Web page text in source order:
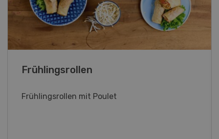
Poulet mit Spinat-Dörrtomaten-